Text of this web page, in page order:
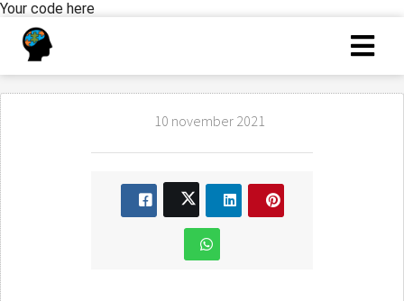
Your code here
10 november 2021